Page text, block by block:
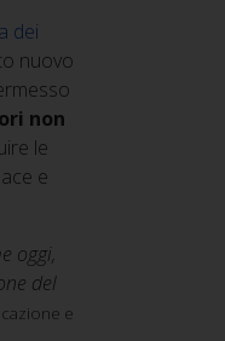
dei
nuovo
non
le
e
oggi,
del
e